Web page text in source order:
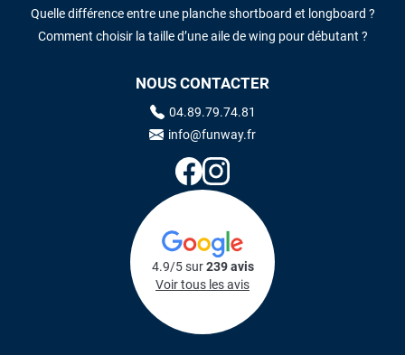
Quelle différence entre une planche shortboard et longboard ?
Comment choisir la taille d’une aile de wing pour débutant ?
NOUS CONTACTER
04.89.79.74.81
info@funway.fr
4.9/5 sur239 avis
Voir tous les avis